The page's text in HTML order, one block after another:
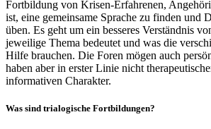
Fortbildung von Krisen-Erfahrenen,
ist, eine gemeinsame Sprache zu finden und
üben. Es geht um ein besseres Verständnis
jeweilige Thema bedeutet und was die
Hilfe brauchen. Die Foren mögen auch
haben aber in erster Linie nicht
informativen Charakter.
Was sind trialogische Fortbildungen?